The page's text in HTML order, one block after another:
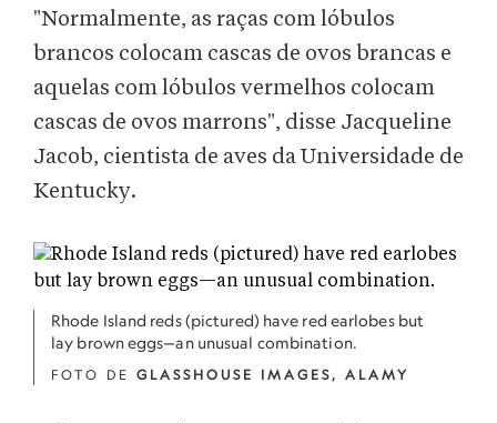
"Normalmente, as raças com lóbulos
brancos colocam cascas de ovos brancas e
aquelas com lóbulos vermelhos colocam
cascas de ovos marrons", disse Jacqueline
Jacob, cientista de aves da Universidade de
Kentucky.
Rhode Island reds (pictured) have red earlobes but
lay brown eggs—an unusual combination.
FOTO DE GLASSHOUSE IMAGES, ALAMY